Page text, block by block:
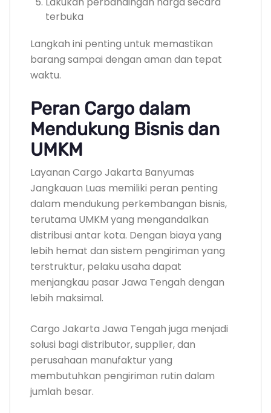
terbuka
Langkah ini penting untuk memastikan
barang sampai dengan aman dan tepat
waktu.
Peran Cargo dalam
Mendukung Bisnis dan
UMKM
Layanan Cargo Jakarta Banyumas
Jangkauan Luas memiliki peran penting
dalam mendukung perkembangan bisnis,
terutama UMKM yang mengandalkan
distribusi antar kota. Dengan biaya yang
lebih hemat dan sistem pengiriman yang
terstruktur, pelaku usaha dapat
menjangkau pasar Jawa Tengah dengan
lebih maksimal.
Cargo Jakarta Jawa Tengah juga menjadi
solusi bagi distributor, supplier, dan
perusahaan manufaktur yang
membutuhkan pengiriman rutin dalam
jumlah besar.